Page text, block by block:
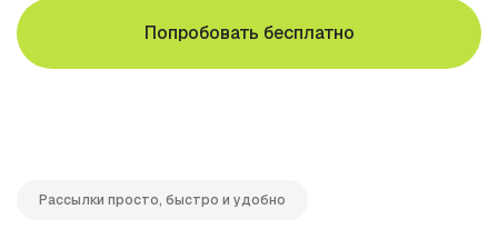
Попробовать бесплатно
Рассылки просто, быстро и удобно